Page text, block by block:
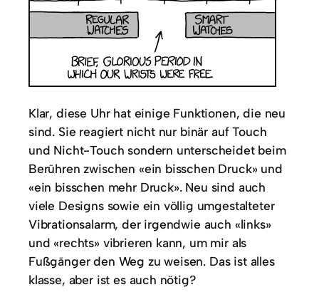
Klar, diese Uhr hat einige Funktionen, die neu
sind. Sie reagiert nicht nur binär auf Touch
und Nicht-Touch sondern unterscheidet beim
Berühren zwischen «ein bisschen Druck» und
«ein bisschen mehr Druck». Neu sind auch
viele Designs sowie ein völlig umgestalteter
Vibrationsalarm, der irgendwie auch «links»
und «rechts» vibrieren kann, um mir als
Fußgänger den Weg zu weisen. Das ist alles
klasse, aber ist es auch nötig?